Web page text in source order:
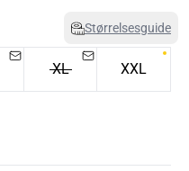
Størrelsesguide
XL XXL